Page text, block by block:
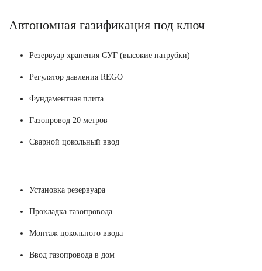
Автономная газификация под ключ
Резервуар хранения СУГ (высокие патрубки)
Регулятор давления REGO
Фундаментная плита
Газопровод 20 метров
Сварной цокольный ввод
Установка резервуара
Прокладка газопровода
Монтаж цокольного ввода
Ввод газопровода в дом